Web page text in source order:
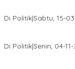
Di Politik|Sabtu, 15-
Di Politik|Senin, 04-